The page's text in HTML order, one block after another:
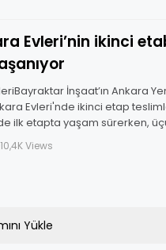
ikinci etabında teslim
İnşaat’ın Ankara
Evleri'nde ikinci etap
ilk etapta yaşam sürerken,
verildi.
10,4K Views
Yükle